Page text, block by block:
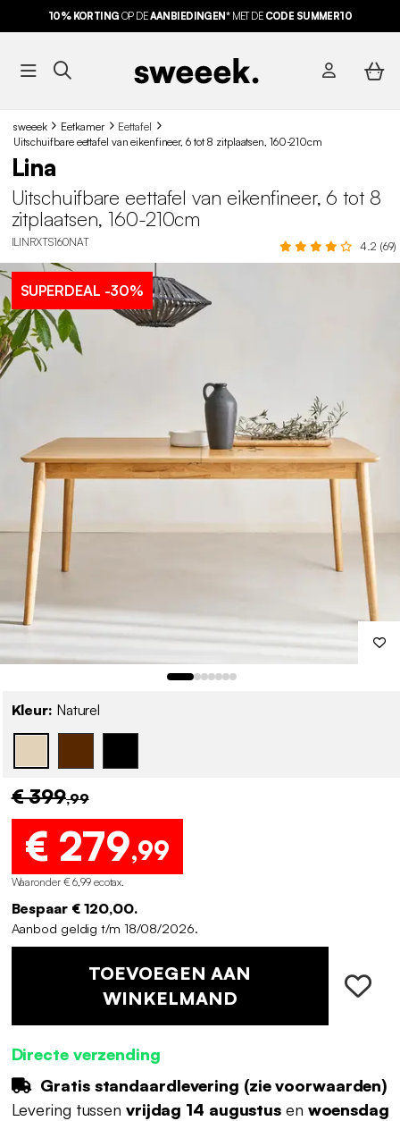
10% KORTING OP DEAANBIEDINGEN* MET DE CODE SUMMER10
sweeek Eetkamer
Eettafel
Uitschuifbare eettafel van eikenfineer, 6 tot 8 zitplaatsen, 160-210cm
Lina
Uitschuifbare eettafel van eikenfineer, 6 tot 8
zitplaatsen, 160-210cm
ILINRXTS160NAT 4.2 (69)
SUPERDEAL -30%
Kleur: Naturel
€ 399,99
€ 279,99
Waaronder € 6,99 ecotax.
Bespaar € 120,00.
Aanbod geldig t/m 18/08/2026.
TOEVOEGEN AAN
WINKELMAND
Directe verzending
Gratis standaardlevering (zie voorwaarden)
Levering tussen vrijdag 14 augustus en woensdag